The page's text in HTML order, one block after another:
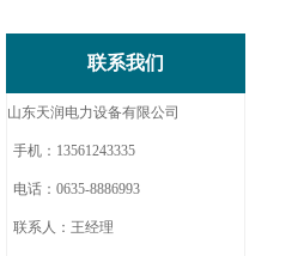
联系我们
山东天润电力设备有限公司
手机：13561243335
电话：0635-8886993
联系人：王经理